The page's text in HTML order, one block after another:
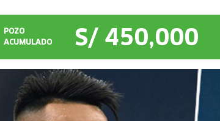
POZO
ACUMULADO
S/ 450,000